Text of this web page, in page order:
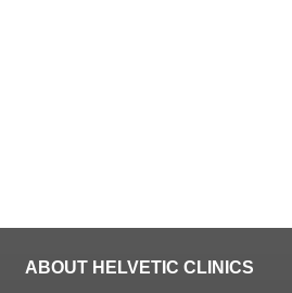
ABOUT HELVETIC CLINICS